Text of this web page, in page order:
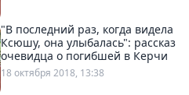
"В последний раз, когда видела
Ксюшу, она улыбалась": рассказ
очевидца о погибшей в Керчи
18 октября 2018, 13:38